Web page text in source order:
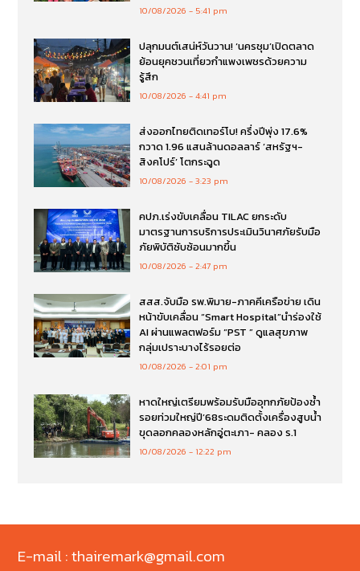
10/08/2026 5:41 pm
ปลุกมนต์เสน่ห์วันวาน! ‘นครชุม’เปิดตลาด
ย้อนยุคชวนเที่ยวกำแพงเพชรด้วยความ
รู้สึก
10/08/2026 4:41 pm
ส่งออกไทยติดเทอร์โบ! ครึ่งปีพุ่ง 17.6%
กวาด 1.96 แสนล้านดอลลาร์ ‘สหรัฐฯ-
สิงคโปร์’ โตกระฉูด
10/08/2026 3:23 pm
คปภ.เร่งขับเคลื่อน TILAC ยกระดับ
มาตรฐานการบริการประเมินวินาศภัยรับมือ
ภัยพิบัติซับซ้อนมากขึ้น
10/08/2026 2:47 pm
สสส.จับมือ รพ.พิมาย-ภาคคีเครือข่าย เดิน
หน้าขับเคลื่อน “Smart Hospital”นำร่องใช้
AI ผ่านแพลตฟอร์ม “PST ” ดูแลสุขภาพ
กลุ่มเปราะบางไร้รอยต่อ
10/08/2026 2:01 pm
หาดใหญ่เตรียมพร้อมรับมืออุทกภัยป้องซ้ำ
รอยท่วมใหญ่ปี’68ระดมติดตั้งเครื่องสูบน้ำ
ขุดลอกคลองหลักอู่ตะเภา- คลอง ร.1
10/08/2026 12:22 pm
E-mail : thairemark@gmail.com